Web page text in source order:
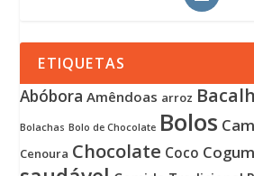
ETIQUETAS
Abóbora Amêndoas arroz
Bolachas Bolo de Chocolate Bolos
Cenoura Chocolate Coco